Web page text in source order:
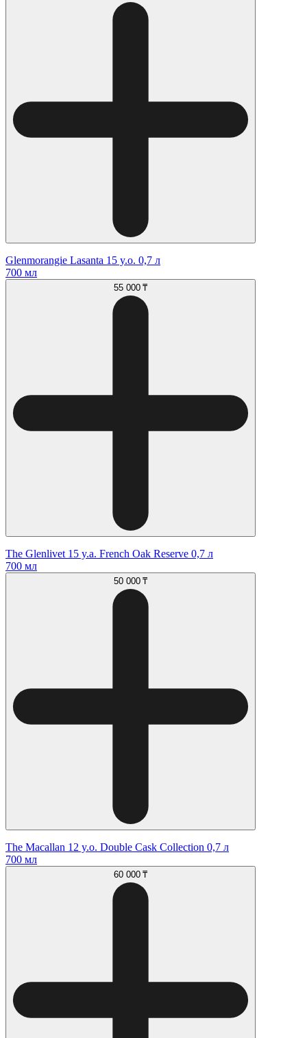
Glenmorangie Lasanta 15 y.o. 0,7 л
700 мл
55 000 ₸
The Glenlivet 15 y.a. French Oak Reserve 0,7 л
700 мл
50 000 ₸
The Macallan 12 y.o. Double Cask Collection 0,7 л
700 мл
60 000 ₸